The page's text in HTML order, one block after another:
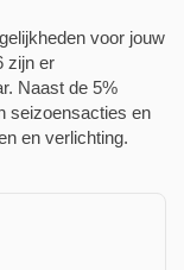
voor jouw
zijn er
Naast de 5%
seizoensacties en
en verlichting.